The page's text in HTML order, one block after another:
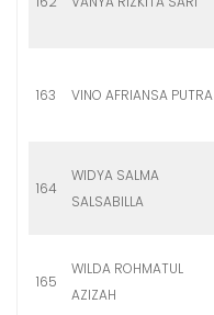
163 VINO AFRIANSA PUTRA
164
WIDYA SALMA
SALSABILLA
165
WILDA ROHMATUL
AZIZAH